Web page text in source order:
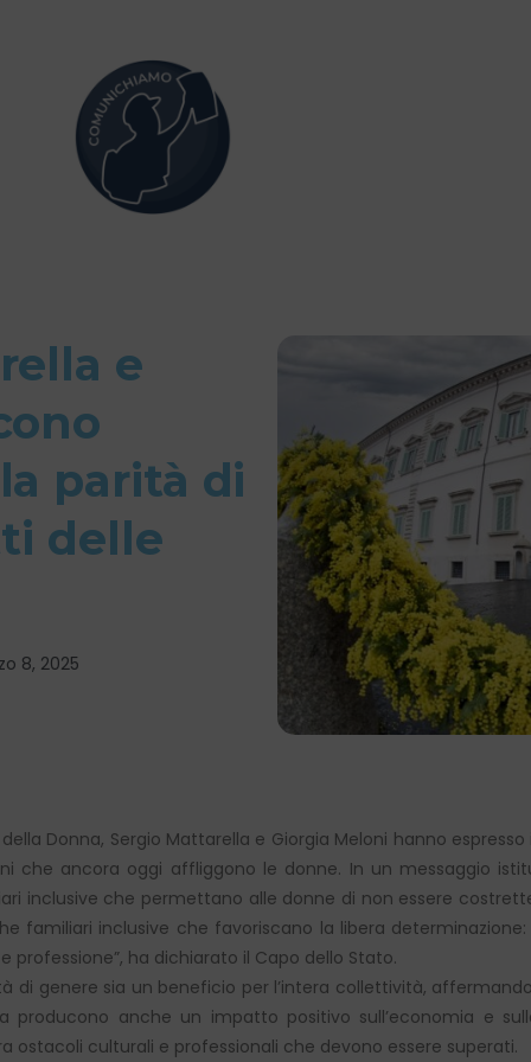
e
parità di
delle
8, 2025
Donna, Sergio Mattarella e Giorgia Meloni hanno
che ancora oggi affliggono le donne. In un messaggio
inclusive che permettano alle donne di non essere
familiari inclusive che favoriscano la libera
ha dichiarato il Capo dello Stato.
di genere sia un beneficio per l’intera collettività,
producono anche un impatto positivo sull’economia e
ostacoli culturali e professionali che devono essere superati.